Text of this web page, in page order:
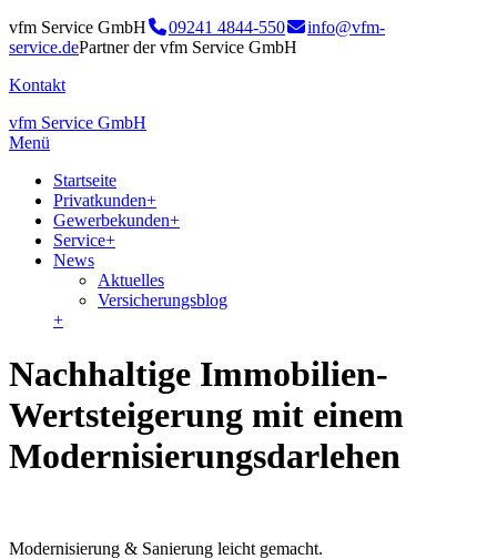
vfm Service GmbH 09241 4844-550
info@vfm-
service.dePartner der vfm Service GmbH
Kontakt
vfm Service GmbH
Menü
Startseite
Privatkunden+
Gewerbekunden+
Service+
News
Aktuelles
Versicherungsblog
+
Nachhaltige Immobilien-
Wertsteigerung mit einem
Modernisierungsdarlehen
Modernisierung & Sanierung leicht gemacht.